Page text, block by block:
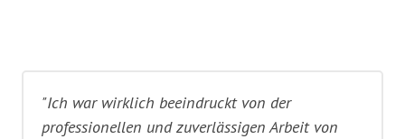
"Ich war wirklich beeindruckt von der
professionellen und zuverlässigen Arbeit von